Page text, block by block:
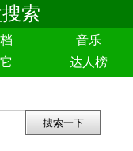
索
音乐
达人榜